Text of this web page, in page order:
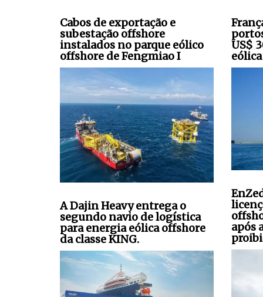
Cabos de exportação e
subestação offshore
instalados no parque eólico
offshore de Fengmiao I
A Dajin Heavy entrega o
segundo navio de logística
para energia eólica offshore
da classe KING.
US$
após